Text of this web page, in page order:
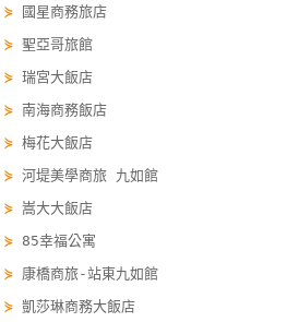
員
帳
客
服
絡
單
⋟
國星商務旅店
⋟聖亞哥旅館
⋟瑞宮大飯店
⋟南海商務飯店
⋟梅花大飯店
⋟河堤美學商旅 九如館
⋟嵩大大飯店
⋟ 85幸福公寓
⋟ 康橋商旅-站東九如館
⋟凱莎琳商務大飯店